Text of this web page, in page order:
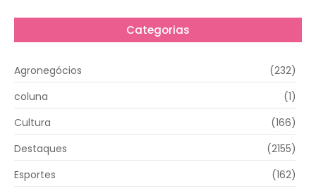
Categorias
Agronegócios
(232)
coluna
(1)
Cultura
(166)
Destaques
(2155)
Esportes
(162)